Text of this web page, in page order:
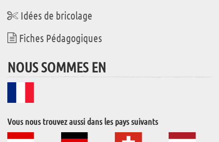
Idées de bricolage
Fiches Pédagogiques
NOUS SOMMES EN
Vous nous trouvez aussi dans les pays suivants